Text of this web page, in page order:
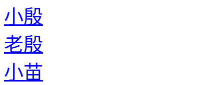
小殷
老殷
小苗